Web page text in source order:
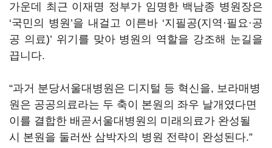
가운데 최근 이재명 정부가 임명한 백남종 병원장은
‘국민의 병원’을 내걸고 이른바 ‘지필공(지역·필요·공
공 의료)’ 위기를 맞아 병원의 역할을 강조해 눈길을
끕니다.
“과거 분당서울대병원은 디지털 등 혁신을, 보라매병
원은 공공의료라는 두 축이 본원의 좌우 날개였다면
이를 결합한 배곧서울대병원의 미래의료가 완성될
시 본원을 둘러싼 삼박자의 병원 전략이 완성된다.”